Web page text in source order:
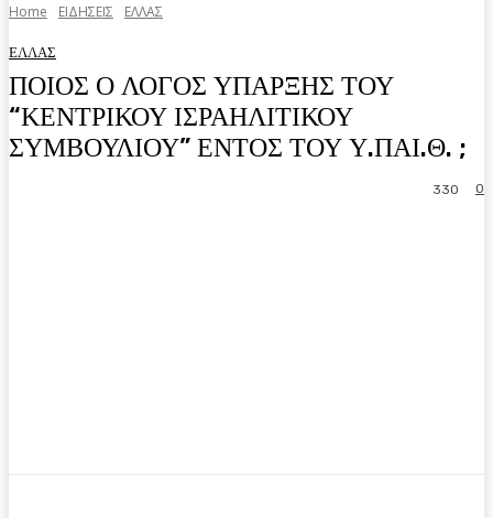
Home ΕΙΔΗΣΕΙΣ ΕΛΛΑΣ
ΕΛΛΑΣ
ΠΟΙΟΣ Ο ΛΟΓΟΣ ΥΠΑΡΞΗΣ ΤΟΥ
“ΚΕΝΤΡΙΚΟΥ ΙΣΡΑΗΛΙΤΙΚΟΥ
ΣΥΜΒΟΥΛΙΟΥ” ΕΝΤΟΣ ΤΟΥ Υ.ΠΑΙ.Θ. ;
0
330